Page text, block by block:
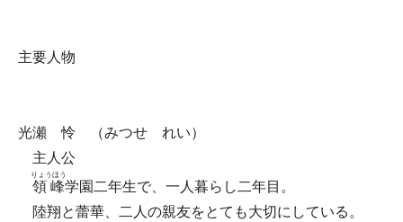
主要人物
光瀬 怜 （みつせ れい）
主人公
領峰
りょうほう
学園二年生で、一人暮らし二年目。
陸翔と蕾華、二人の親友をとても大切にしている。